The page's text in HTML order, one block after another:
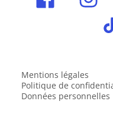
Mentions légales
Politique de
Données personnelles